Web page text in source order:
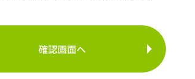
わせへのご対応
せ履歴の管理
向上のための検討資料作成等